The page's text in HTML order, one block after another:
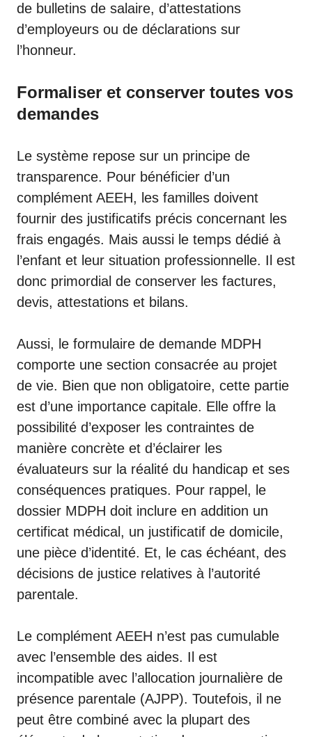
de bulletins de salaire, d’attestations
d’employeurs ou de déclarations sur
l’honneur.
Formaliser et conserver toutes vos
demandes
Le système repose sur un principe de
transparence. Pour bénéficier d’un
complément AEEH, les familles doivent
fournir des justificatifs précis concernant les
frais engagés. Mais aussi le temps dédié à
l’enfant et leur situation professionnelle. Il est
donc primordial de conserver les factures,
devis, attestations et bilans.
Aussi, le formulaire de demande MDPH
comporte une section consacrée au projet
de vie. Bien que non obligatoire, cette partie
est d’une importance capitale. Elle offre la
possibilité d’exposer les contraintes de
manière concrète et d’éclairer les
évaluateurs sur la réalité du handicap et ses
conséquences pratiques. Pour rappel, le
dossier MDPH doit inclure en addition un
certificat médical, un justificatif de domicile,
une pièce d’identité. Et, le cas échéant, des
décisions de justice relatives à l’autorité
parentale.
Le complément AEEH n’est pas cumulable
avec l’ensemble des aides. Il est
incompatible avec l’allocation journalière de
présence parentale (AJPP). Toutefois, il ne
peut être combiné avec la plupart des